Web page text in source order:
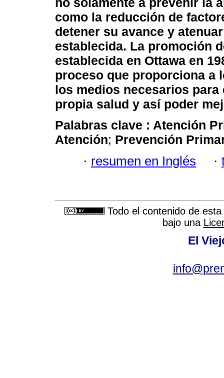
como la reducción de
detener su avance y
establecida. La promoción
establecida en Ottawa en
proceso que proporciona a
los medios necesarios
propia salud y así poder
Palabras clave : Atención
Atención; Prevención
· resumen en Inglés ·
Todo el contenido de
bajo una
El